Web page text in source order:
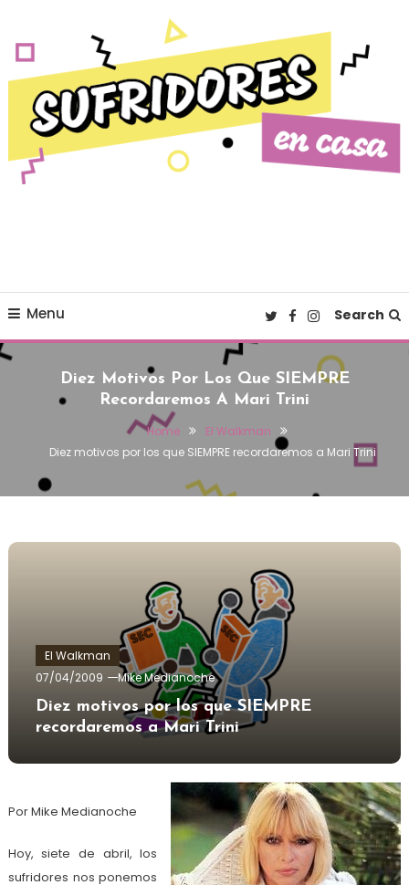
Menu Search
Diez Motivos Por Los Que SIEMPRE
Recordaremos A Mari Trini
Home
El Walkman
Diez motivos por los que SIEMPRE recordaremos a Mari Trini
El Walkman
07/04/2009
Mike Medianoche
Diez motivos por los que SIEMPRE
recordaremos a Mari Trini
Por Mike Medianoche
Hoy, siete de abril, los
sufridores nos ponemos